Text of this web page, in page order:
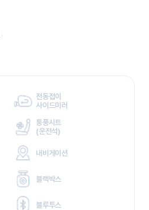
전동접이
사이드미러
통풍시트
(운전석)
내비게이션
블랙박스
블루투스